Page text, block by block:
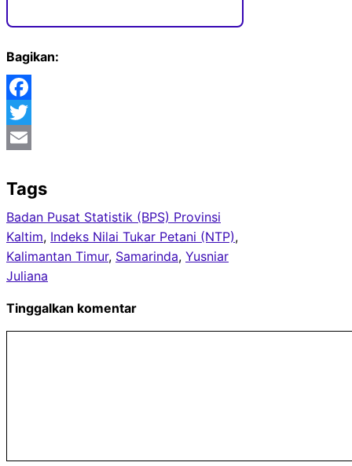
Bagikan:
Facebook
Twitter
Tags
Badan Pusat Statistik (BPS) Provinsi
Kaltim, Indeks Nilai Tukar Petani (NTP)
Kalimantan Timur, Samarinda, Yusniar
Juliana
Tinggalkan komentar